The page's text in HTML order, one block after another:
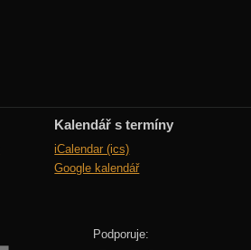
Kalendář s termíny
iCalendar (ics)
Google kalendář
Podporuje: